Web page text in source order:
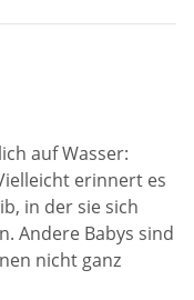
auf Wasser:
erinnert es
in der sie sich
Andere Babys sind
nicht ganz